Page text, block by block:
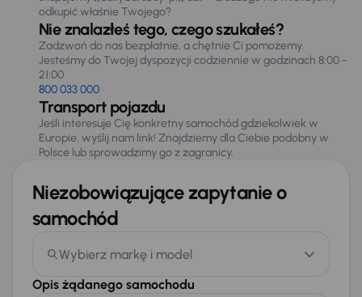
odkupić właśnie Twojego?
Nie znalazłeś tego, czego szukałeś?
Zadzwoń do nas bezpłatnie, a chętnie Ci pomożemy.
Jesteśmy do Twojej dyspozycji codziennie w godzinach 8:00 -
21:00
800 033 000
Transport pojazdu
Jeśli interesuje Cię konkretny samochód gdziekolwiek w
Europie, wyślij nam link! Znajdziemy dla Ciebie podobny w
Polsce lub sprowadzimy go z zagranicy.
Niezobowiązujące zapytanie o
samochód
Wybierz markę i model
Opis żądanego samochodu